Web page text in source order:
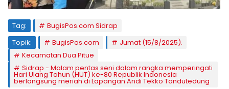
Tag:
BugisPos.com Sidrap
Topik:
BugisPos.com
Jumat (15/8/2025).
Kecamatan Dua Pitue
Sidrap - Malam pentas seni dalam rangka memperingati
Hari Ulang Tahun (HUT) ke-80 Republik Indonesia
berlangsung meriah di Lapangan Andi Tekko Tandutedung